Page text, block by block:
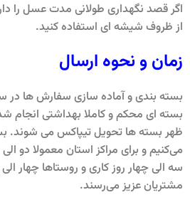
اگر قصد نگهداری طولانی مدت عسل را
از ظروف شیشه ای استفاده کنید.
زمان و نحوه ارسال
بسته بندی و آماده سازی سفارش ها در
بسته ای محکم و کاملا بهداشتی انجام
ظهر بسته ها تحویل تیپاکس می شوند.
می‌کنیم و برای مراکز استان معمولا دو
سه الی چهار روز کاری و روستاها چهار
مشتریان عزیز می‌رسند.